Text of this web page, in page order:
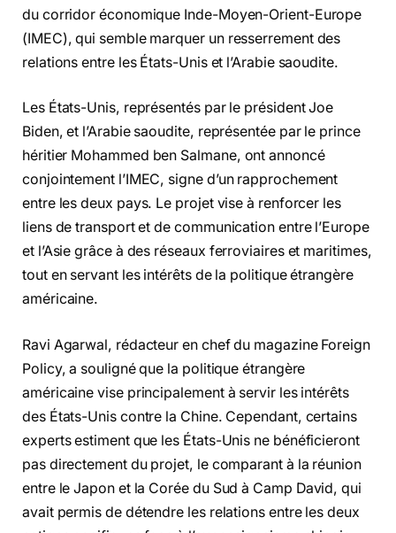
du corridor économique Inde-Moyen-Orient-Europe
(IMEC), qui semble marquer un resserrement des
relations entre les États-Unis et l’Arabie saoudite.
Les États-Unis, représentés par le président Joe
Biden, et l’Arabie saoudite, représentée par le prince
héritier Mohammed ben Salmane, ont annoncé
conjointement l’IMEC, signe d’un rapprochement
entre les deux pays. Le projet vise à renforcer les
liens de transport et de communication entre l’Europe
et l’Asie grâce à des réseaux ferroviaires et maritimes,
tout en servant les intérêts de la politique étrangère
américaine.
Ravi Agarwal, rédacteur en chef du magazine Foreign
Policy, a souligné que la politique étrangère
américaine vise principalement à servir les intérêts
des États-Unis contre la Chine. Cependant, certains
experts estiment que les États-Unis ne bénéficieront
pas directement du projet, le comparant à la réunion
entre le Japon et la Corée du Sud à Camp David, qui
avait permis de détendre les relations entre les deux